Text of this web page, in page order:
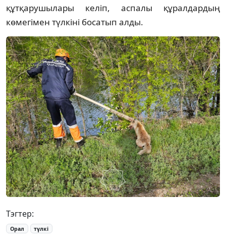
құтқарушылары келіп, аспалы құралдардың
көмегімен түлкіні босатып алды.
Тэгтер:
Орал түлкі